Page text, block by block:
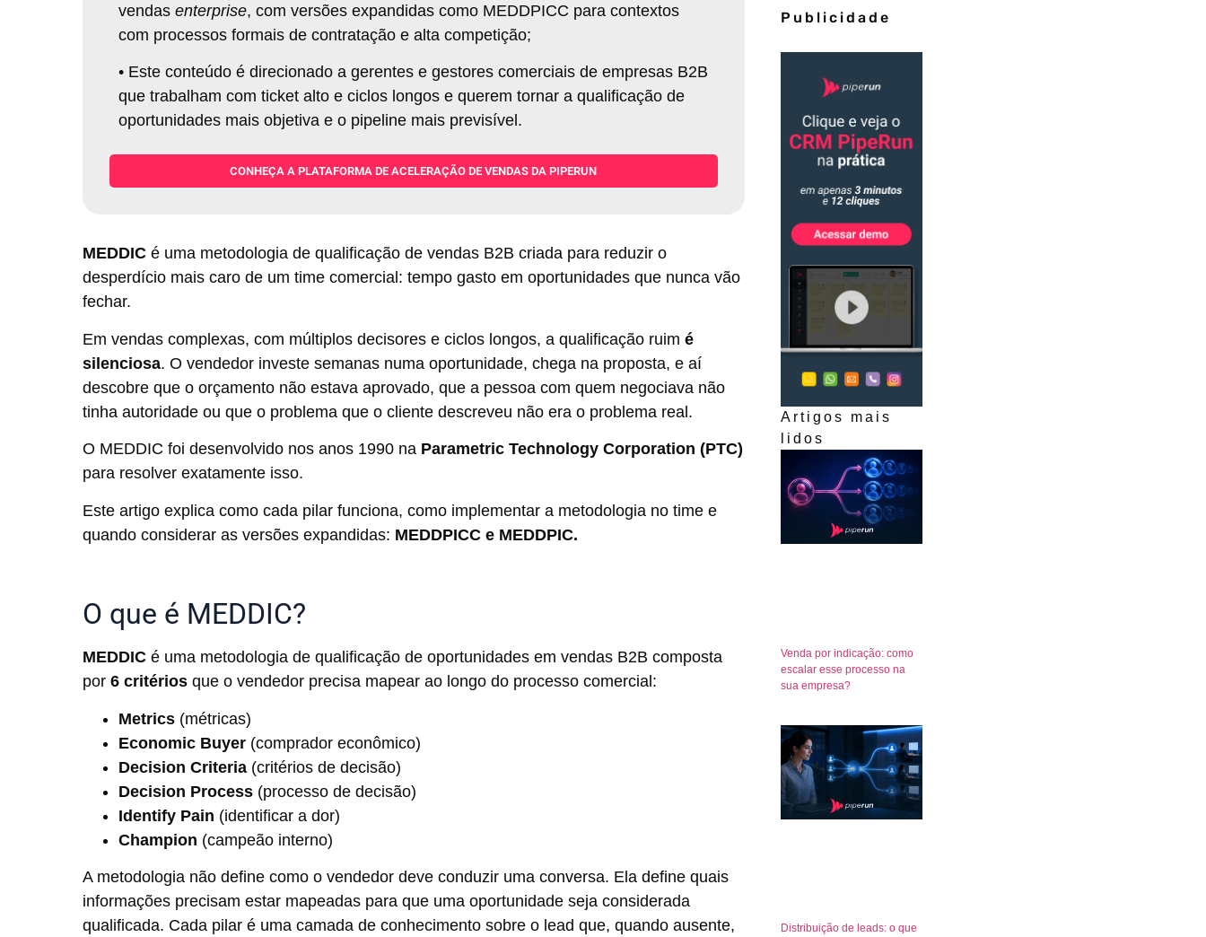
vendas enterprise, com versões expandidas como MEDDPICC para contextos
com processos formais de contratação e alta competição;
• Este conteúdo é direcionado a gerentes e gestores comerciais de empresas B2B
que trabalham com ticket alto e ciclos longos e querem tornar a qualificação de
oportunidades mais objetiva e o pipeline mais previsível.
CONHEÇA A PLATAFORMA DE ACELERAÇÃO DE VENDAS DA PIPERUN
MEDDIC é uma metodologia de qualificação de vendas B2B criada para reduzir o
desperdício mais caro de um time comercial: tempo gasto em oportunidades que nunca vão
fechar.
Em vendas complexas, com múltiplos decisores e ciclos longos, a qualificação ruim é
silenciosa. O vendedor investe semanas numa oportunidade, chega na proposta, e aí
descobre que o orçamento não estava aprovado, que a pessoa com quem negociava não
tinha autoridade ou que o problema que o cliente descreveu não era o problema real.
O MEDDIC foi desenvolvido nos anos 1990 na Parametric Technology Corporation (PTC)
para resolver exatamente isso.
Este artigo explica como cada pilar funciona, como implementar a metodologia no time e
quando considerar as versões expandidas: MEDDPICC e MEDDPIC.
O que é MEDDIC?
MEDDIC é uma metodologia de qualificação de oportunidades em vendas B2B composta
por 6 critérios que o vendedor precisa mapear ao longo do processo comercial:
Metrics (métricas)
Economic Buyer (comprador econômico)
Decision Criteria (critérios de decisão)
Decision Process (processo de decisão)
Identify Pain (identificar a dor)
Champion (campeão interno)
A metodologia não define como o vendedor deve conduzir uma conversa. Ela define quais
informações precisam estar mapeadas para que uma oportunidade seja considerada
qualificada. Cada pilar é uma camada de conhecimento sobre o lead que, quando ausente,
Publicidade
Artigos mais
lidos
Venda por indicação: como
escalar esse processo na
sua empresa?
Distribuição de leads: o que